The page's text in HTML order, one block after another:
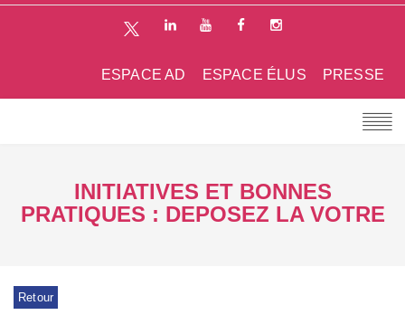
PRESSE
ESPACE ÉLUS
ESPACE AD
INITIATIVES ET BONNES
PRATIQUES : DEPOSEZ LA VOTRE
Retour